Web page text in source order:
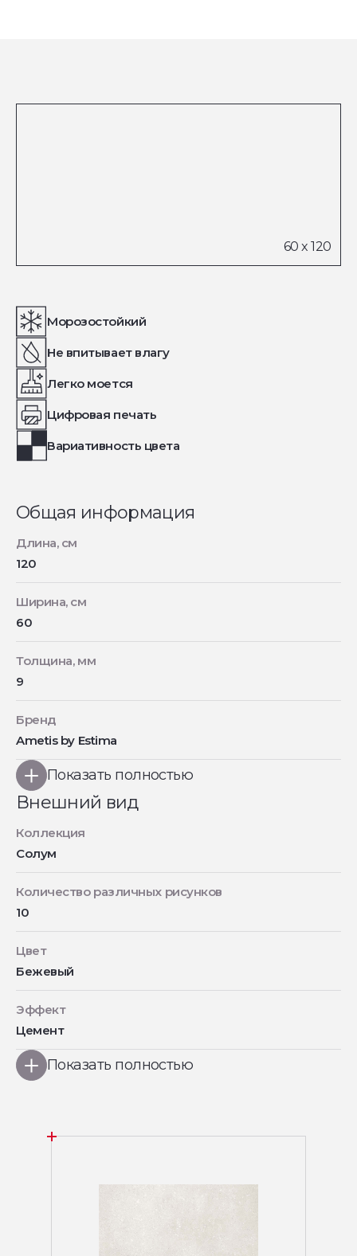
Морозостойкий
Не впитывает влагу
Легко моется
Цифровая печать
Вариативность цвета
Общая информация
Длина, см
120
Ширина, см
60
Толщина, мм
9
Бренд
Ametis by Estima
Показать полностью
Внешний вид
Коллекция
Солум
Количество различных рисунков
10
Цвет
Бежевый
Эффект
Цемент
Показать полностью